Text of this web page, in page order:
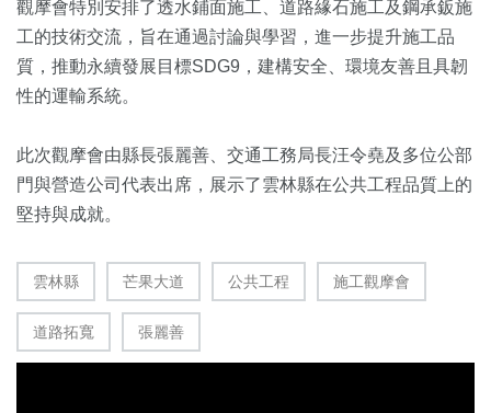
觀摩會特別安排了透水鋪面施工、道路緣石施工及鋼承鈑施
工的技術交流，旨在通過討論與學習，進一步提升施工品
質，推動永續發展目標SDG9，建構安全、環境友善且具韌
性的運輸系統。
此次觀摩會由縣長張麗善、交通工務局長汪令堯及多位公部
門與營造公司代表出席，展示了雲林縣在公共工程品質上的
堅持與成就。
雲林縣 芒果大道 公共工程 施工觀摩會
道路拓寬 張麗善